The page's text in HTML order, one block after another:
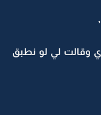
وقالت لي لو نطبق